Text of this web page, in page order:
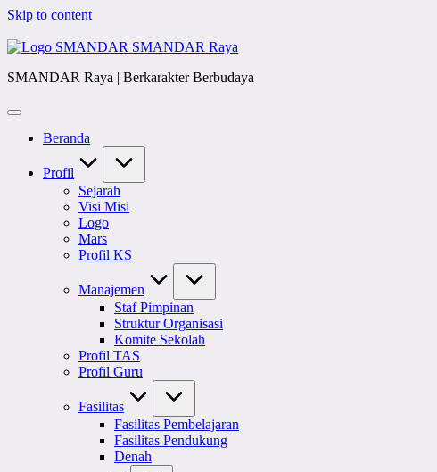
Skip to content
SMANDAR Raya
SMANDAR Raya | Berkarakter Berbudaya
Beranda
Profil
Sejarah
Visi Misi
Logo
Mars
Profil KS
Manajemen
Staf Pimpinan
Struktur Organisasi
Komite Sekolah
Profil TAS
Profil Guru
Fasilitas
Fasilitas Pembelajaran
Fasilitas Pendukung
Denah